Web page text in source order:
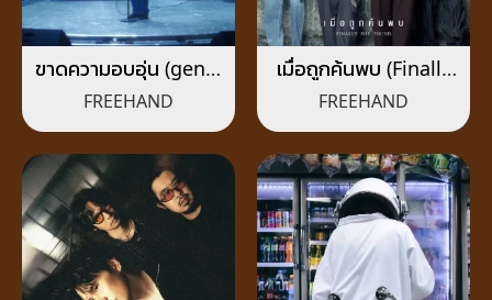
ขาดความอบอุ่น (genie
Verse Vol.1)
FREEHAND
เมื่อถูกค้นพบ (Finally
She Found.)
FREEHAND